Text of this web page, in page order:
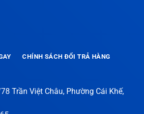
Trần Việt Châu, Phường Cái Khế,
CHÍNH SÁCH ĐỔI TRẢ HÀNG